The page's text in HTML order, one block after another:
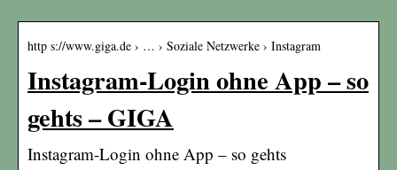
http s://www.giga.de › … › Soziale Netzwerke › Instagram
Instagram-Login ohne App – so
gehts – GIGA
Instagram-Login ohne App – so gehts